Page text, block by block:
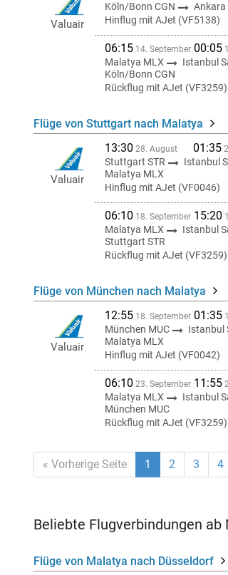
Köln/Bonn CGN Ankara
Hinflug mit AJet (VF5138)
06:15 14. September 00:05
Malatya MLX
Istanbul
Köln/Bonn CGN
Rückflug mit AJet (VF3259)
Valuair
Flüge von Stuttgart nach Malatya
13:30 28. August 01:35
Stuttgart STR
Istanbul
Malatya MLX
Hinflug mit AJet (VF0046)
06:10 18. September 15:20
Malatya MLX
Istanbul
Stuttgart STR
Rückflug mit AJet (VF3259)
Valuair
Flüge von München nach Malatya
12:55 18. September 01:35
München MUC
Istanbul
Malatya MLX
Hinflug mit AJet (VF0042)
06:10 23. September 11:55
Malatya MLX
Istanbul
München MUC
Rückflug mit AJet (VF3259)
Valuair
« Vorherige Seite 1 2 3 4
Beliebte Flugverbindungen ab
Flüge von Malatya nach Düsseldorf